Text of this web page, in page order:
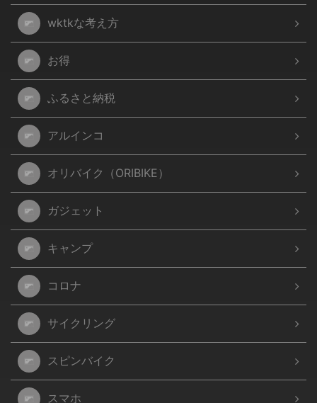
wktkな考え方
お得
ふるさと納税
アルインコ
オリバイク（ORIBIKE）
ガジェット
キャンプ
コロナ
サイクリング
スピンバイク
スマホ